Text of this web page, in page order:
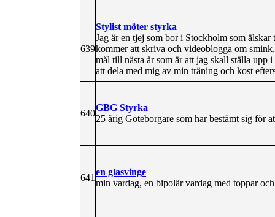
639
Stylist möter styrka
Jag är en tjej som bor i Stockholm som
kommer att skriva och videoblogga om
mål till nästa år som är att jag skall ställa upp
att dela med mig av min träning och kost
640
GBG Styrka
25 årig Göteborgare som har bestämt sig för
641
en glasvinge
min vardag, en bipolär vardag med toppar